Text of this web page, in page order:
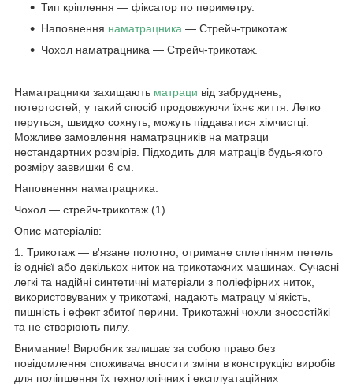
Тип кріплення — фіксатор по периметру.
Наповнення наматрацника — Стрейч-трикотаж.
Чохол наматрацника — Стрейч-трикотаж.
Наматрацники захищають матраци від забруднень,
потертостей, у такий спосіб продовжуючи їхнє життя. Легко
перуться, швидко сохнуть, можуть піддаватися хімчистці.
Можливе замовлення наматрацників на матраци
нестандартних розмірів. Підходить для матраців будь-якого
розміру заввишки 6 см.
Наповнення наматрацника:
Чохол — стрейч-трикотаж (1)
Опис матеріалів:
1. Трикотаж — в'язане полотно, отримане сплетінням петель
із однієї або декількох ниток на трикотажних машинах. Сучасні
легкі та надійні синтетичні матеріали з поліефірних ниток,
використовуваних у трикотажі, надають матрацу м'якість,
пишність і ефект збитої перини. Трикотажні чохли зносостійкі
та не створюють пилу.
Внимание! Виробник залишає за собою право без
повідомлення споживача вносити зміни в конструкцію виробів
для поліпшення їх технологічних і експлуатаційних